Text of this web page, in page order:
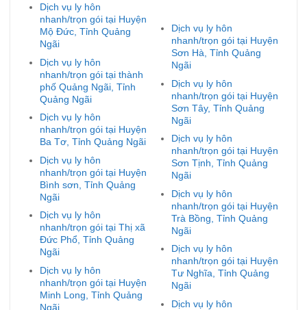
Dịch vụ ly hôn
nhanh/trọn gói tại Huyện
Mộ Đức, Tỉnh Quảng
Ngãi
Dịch vụ ly hôn
nhanh/trọn gói tại thành
phố Quảng Ngãi, Tỉnh
Quảng Ngãi
Dịch vụ ly hôn
nhanh/trọn gói tại Huyện
Ba Tơ, Tỉnh Quảng Ngãi
Dịch vụ ly hôn
nhanh/trọn gói tại Huyện
Bình sơn, Tỉnh Quảng
Ngãi
Dịch vụ ly hôn
nhanh/trọn gói tại Thị xã
Đức Phổ, Tỉnh Quảng
Ngãi
Dịch vụ ly hôn
nhanh/trọn gói tại Huyện
Minh Long, Tỉnh Quảng
Ngãi
Dịch vụ ly hôn
nhanh/trọn gói tại Huyện
Sơn Hà, Tỉnh Quảng
Ngãi
Dịch vụ ly hôn
nhanh/trọn gói tại Huyện
Sơn Tây, Tỉnh Quảng
Ngãi
Dịch vụ ly hôn
nhanh/trọn gói tại Huyện
Sơn Tịnh, Tỉnh Quảng
Ngãi
Dịch vụ ly hôn
nhanh/trọn gói tại Huyện
Trà Bồng, Tỉnh Quảng
Ngãi
Dịch vụ ly hôn
nhanh/trọn gói tại Huyện
Tư Nghĩa, Tỉnh Quảng
Ngãi
Dịch vụ ly hôn